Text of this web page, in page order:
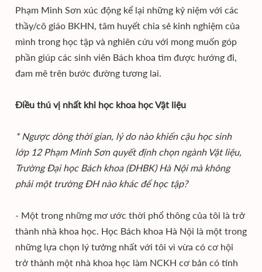
Phạm Minh Sơn xúc động kể lại những kỷ niệm với các
thầy/cô giáo BKHN, tâm huyết chia sẻ kinh nghiệm của
mình trong học tập và nghiên cứu với mong muốn góp
phần giúp các sinh viên Bách khoa tìm được hướng đi,
đam mê trên bước đường tương lai.
Điều thú vị nhất khi học khoa học Vật liệu
* Ngược dòng thời gian, lý do nào khiến cậu học sinh
lớp 12 Phạm Minh Sơn quyết định chọn ngành Vật liệu,
Trường Đại học Bách khoa (ĐHBK) Hà Nội mà không
phải một trường ĐH nào khác để học tập?
- Một trong những mơ ước thời phổ thông của tôi là trở
thành nhà khoa học. Học Bách khoa Hà Nội là một trong
những lựa chọn lý tưởng nhất với tôi vì vừa có cơ hội
trở thành một nhà khoa học làm NCKH cơ bản có tính